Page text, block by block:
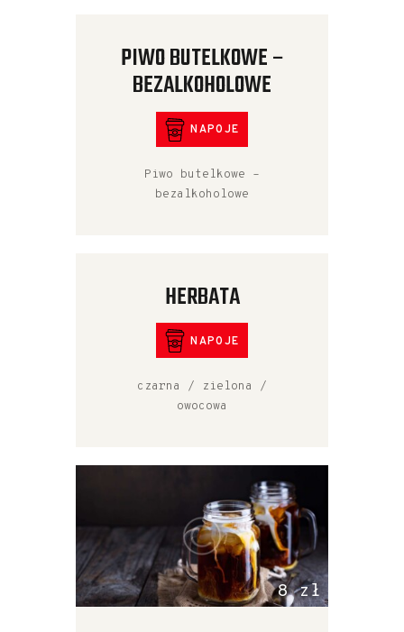
PIWO BUTELKOWE –
BEZALKOHOLOWE
NAPOJE
Piwo butelkowe –
bezalkoholowe
HERBATA
NAPOJE
czarna / zielona /
owocowa
8 zł